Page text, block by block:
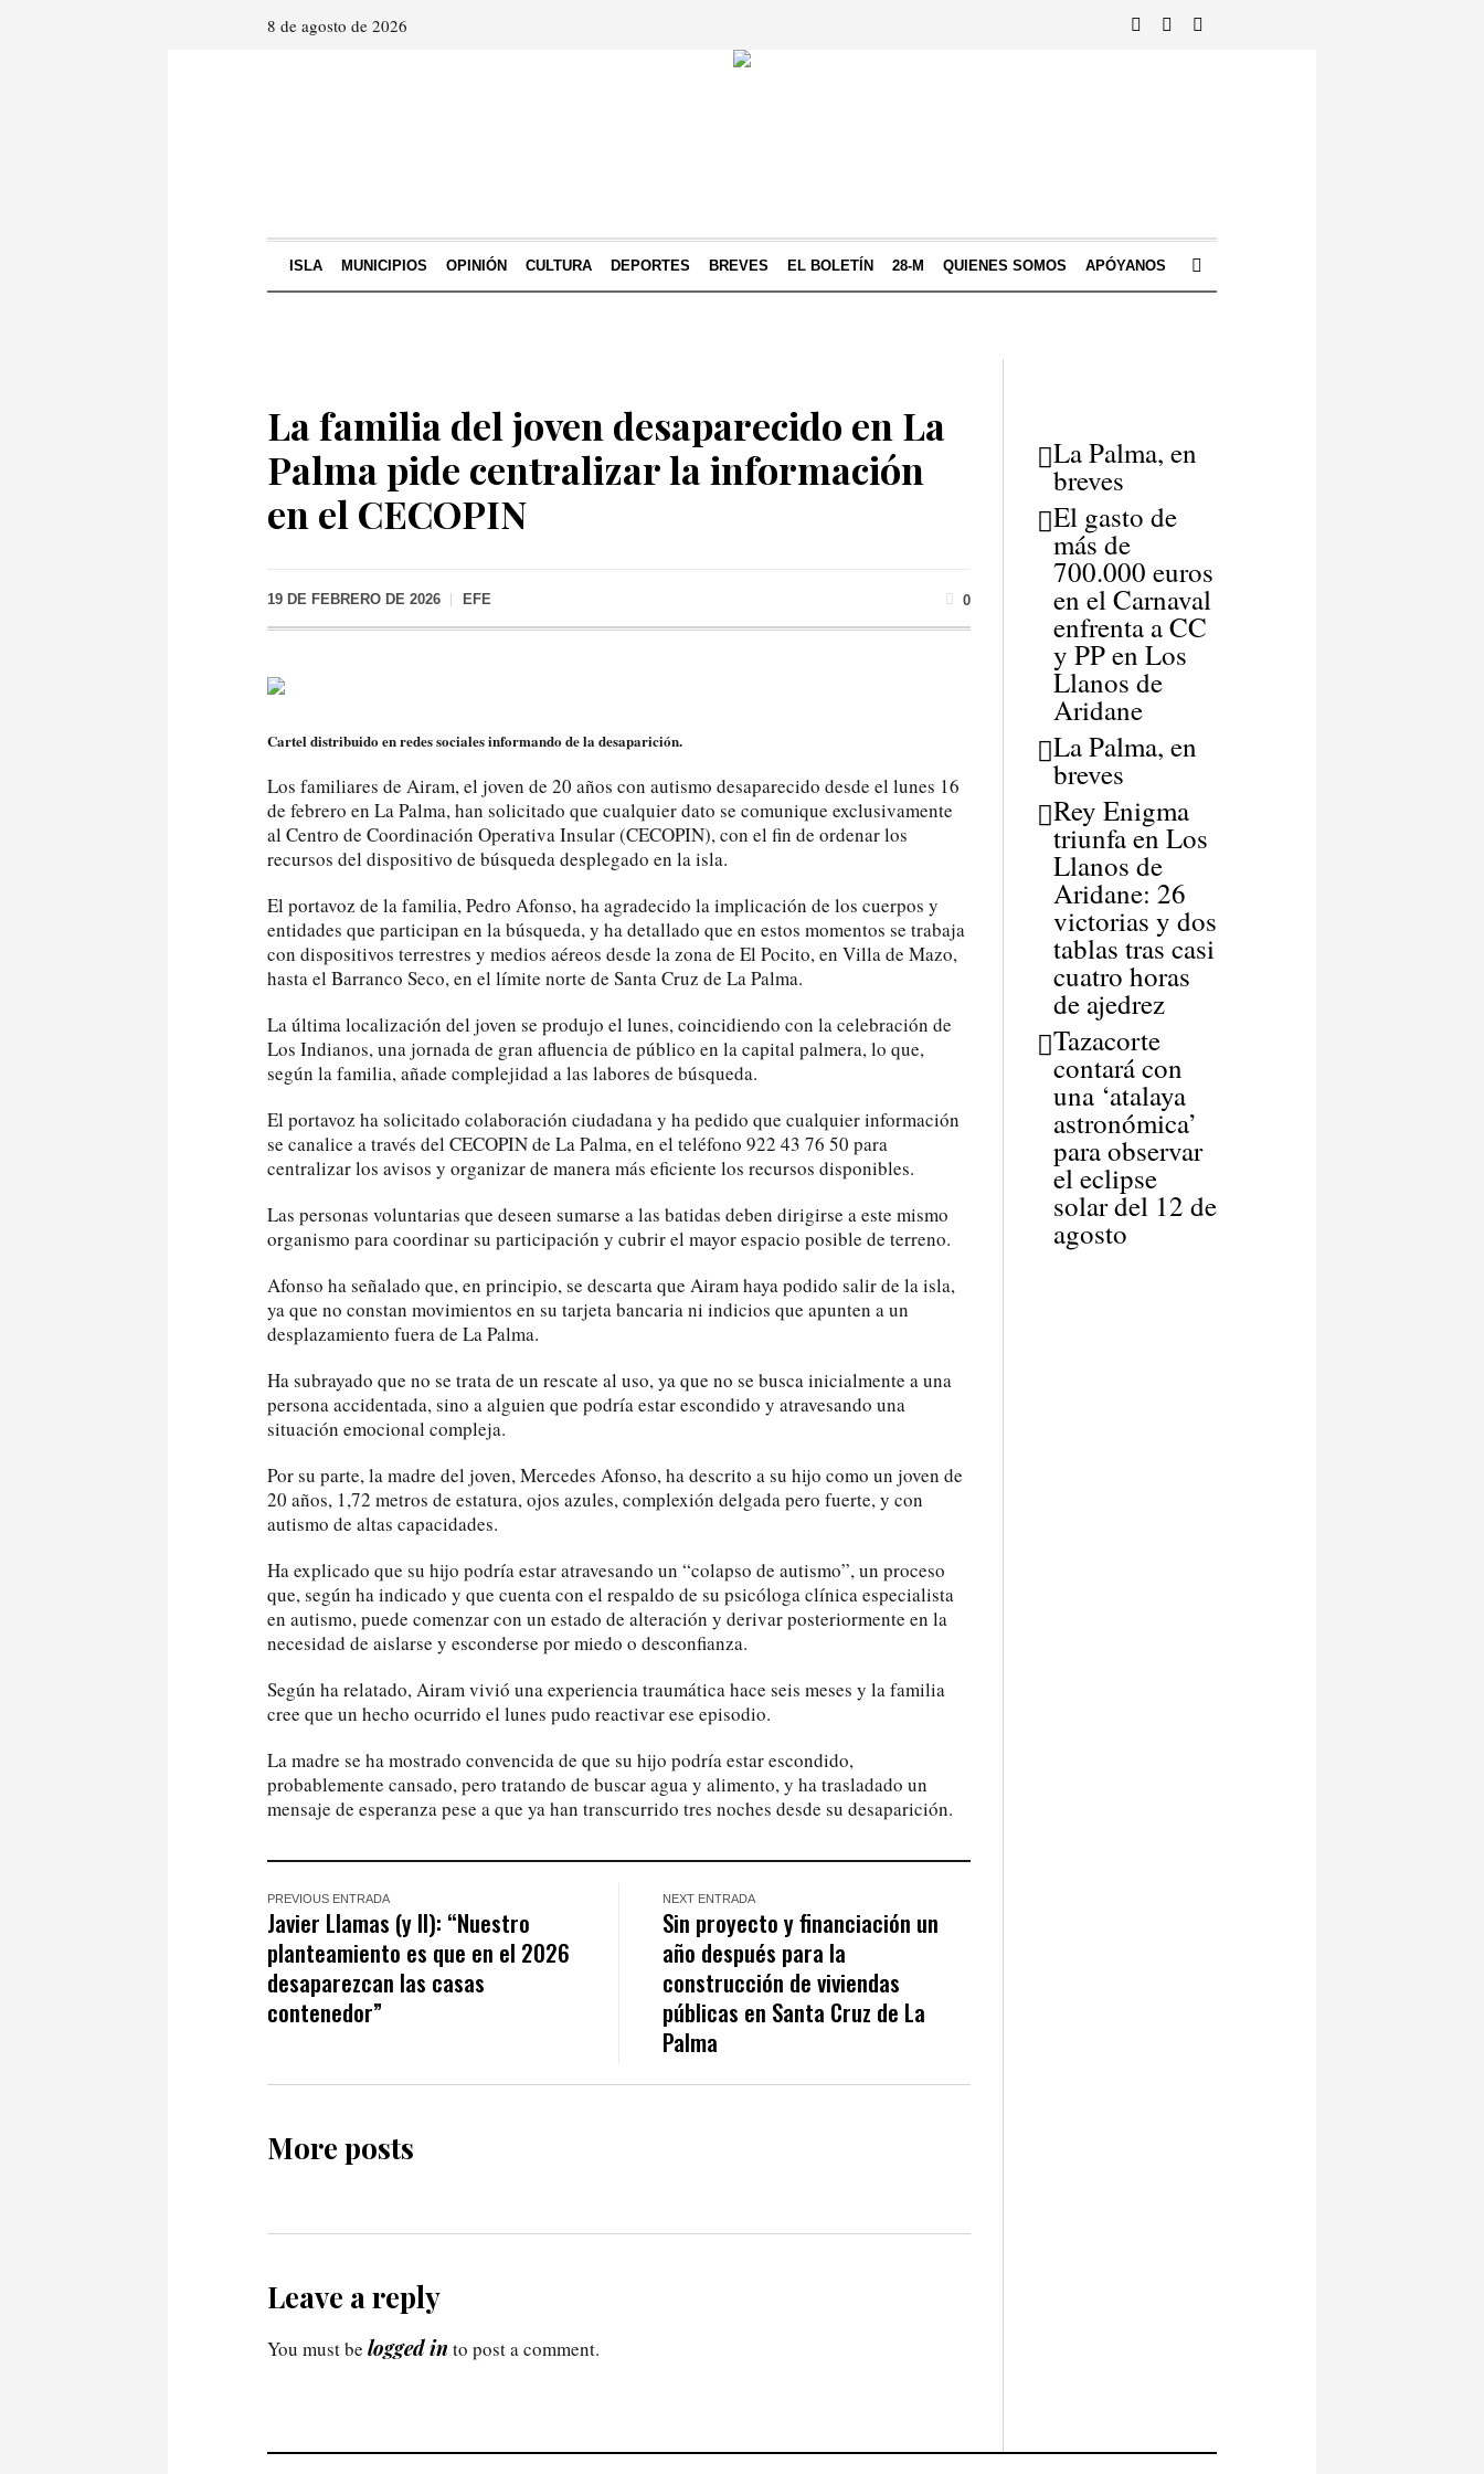
8 de agosto de 2026
ISLA MUNICIPIOS OPINIÓN CULTURA DEPORTES BREVES EL BOLETÍN 28-M QUIENES SOMOS APÓYANOS
La familia del joven desaparecido en La
Palma pide centralizar la información
en el CECOPIN
19 DE FEBRERO DE 2026 EFE 0
Cartel distribuido en redes sociales informando de la desaparición.
Los familiares de Airam, el joven de 20 años con autismo desaparecido desde el lunes 16
de febrero en La Palma, han solicitado que cualquier dato se comunique exclusivamente
al Centro de Coordinación Operativa Insular (CECOPIN), con el fin de ordenar los
recursos del dispositivo de búsqueda desplegado en la isla.
El portavoz de la familia, Pedro Afonso, ha agradecido la implicación de los cuerpos y
entidades que participan en la búsqueda, y ha detallado que en estos momentos se trabaja
con dispositivos terrestres y medios aéreos desde la zona de El Pocito, en Villa de Mazo,
hasta el Barranco Seco, en el límite norte de Santa Cruz de La Palma.
La última localización del joven se produjo el lunes, coincidiendo con la celebración de
Los Indianos, una jornada de gran afluencia de público en la capital palmera, lo que,
según la familia, añade complejidad a las labores de búsqueda.
El portavoz ha solicitado colaboración ciudadana y ha pedido que cualquier información
se canalice a través del CECOPIN de La Palma, en el teléfono 922 43 76 50 para
centralizar los avisos y organizar de manera más eficiente los recursos disponibles.
Las personas voluntarias que deseen sumarse a las batidas deben dirigirse a este mismo
organismo para coordinar su participación y cubrir el mayor espacio posible de terreno.
Afonso ha señalado que, en principio, se descarta que Airam haya podido salir de la isla,
ya que no constan movimientos en su tarjeta bancaria ni indicios que apunten a un
desplazamiento fuera de La Palma.
Ha subrayado que no se trata de un rescate al uso, ya que no se busca inicialmente a una
persona accidentada, sino a alguien que podría estar escondido y atravesando una
situación emocional compleja.
Por su parte, la madre del joven, Mercedes Afonso, ha descrito a su hijo como un joven de
20 años, 1,72 metros de estatura, ojos azules, complexión delgada pero fuerte, y con
autismo de altas capacidades.
Ha explicado que su hijo podría estar atravesando un “colapso de autismo”, un proceso
que, según ha indicado y que cuenta con el respaldo de su psicóloga clínica especialista
en autismo, puede comenzar con un estado de alteración y derivar posteriormente en la
necesidad de aislarse y esconderse por miedo o desconfianza.
Según ha relatado, Airam vivió una experiencia traumática hace seis meses y la familia
cree que un hecho ocurrido el lunes pudo reactivar ese episodio.
La madre se ha mostrado convencida de que su hijo podría estar escondido,
probablemente cansado, pero tratando de buscar agua y alimento, y ha trasladado un
mensaje de esperanza pese a que ya han transcurrido tres noches desde su desaparición.
PREVIOUS ENTRADA
Javier Llamas (y II): “Nuestro
planteamiento es que en el 2026
desaparezcan las casas
contenedor”
NEXT ENTRADA
Sin proyecto y financiación un
año después para la
construcción de viviendas
públicas en Santa Cruz de La
Palma
More posts
Leave a reply
You must be logged in to post a comment.
La Palma, en
breves
El gasto de
más de
700.000 euros
en el Carnaval
enfrenta a CC
y PP en Los
Llanos de
Aridane
La Palma, en
breves
Rey Enigma
triunfa en Los
Llanos de
Aridane: 26
victorias y dos
tablas tras casi
cuatro horas
de ajedrez
Tazacorte
contará con
una ‘atalaya
astronómica’
para observar
el eclipse
solar del 12 de
agosto